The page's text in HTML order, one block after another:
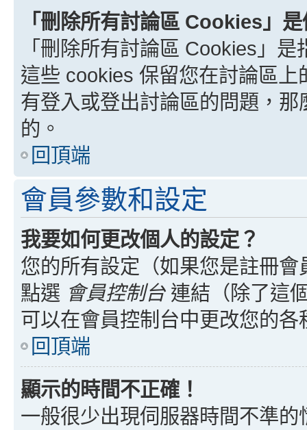
「刪除所有討論區 Cookies」
「刪除所有討論區 Cookies」
這些 cookies 保留您在討論區
有登入或登出討論區的問題，
的。
回頂端
會員參數和設定
我要如何更改個人的設定？
您的所有設定（如果您是註冊
點選 會員控制台連結（除了這
可以在會員控制台中更改您的各
回頂端
顯示的時間不正確！
一般很少出現伺服器時間不準